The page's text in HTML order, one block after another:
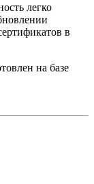
легко
в
на базе